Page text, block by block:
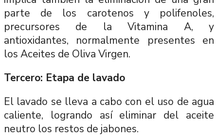
parte de los carotenos y polifenoles,
precursores de la Vitamina A, y
antioxidantes, normalmente presentes en
los Aceites de Oliva Virgen.
Tercero: Etapa de lavado
El lavado se lleva a cabo con el uso de agua
caliente, logrando así eliminar del aceite
neutro los restos de jabones.